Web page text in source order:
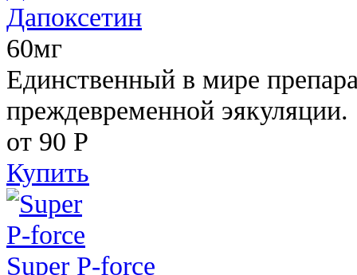
Дапоксетин
60мг
Единственный в мире
преждевременной эякуляции.
от 90 Р
Купить
Super P-force